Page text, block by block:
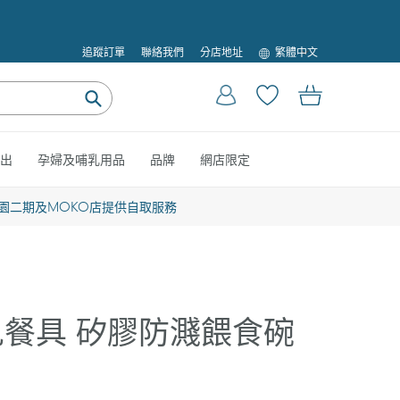
追蹤訂單 聯絡我們 分店地址
語
言
繁體中文
提
登入 購物車
孕婦及哺乳用品 品牌 網店限定
二期及MOKO店提供自取服務
具 矽膠防濺餵食碗